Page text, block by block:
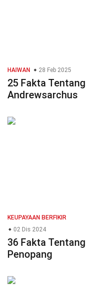
HAIWAN 28 Feb 2025
25 Fakta Tentang
Andrewsarchus
KEUPAYAAN BERFIKIR
02 Dis 2024
36 Fakta Tentang
Penopang